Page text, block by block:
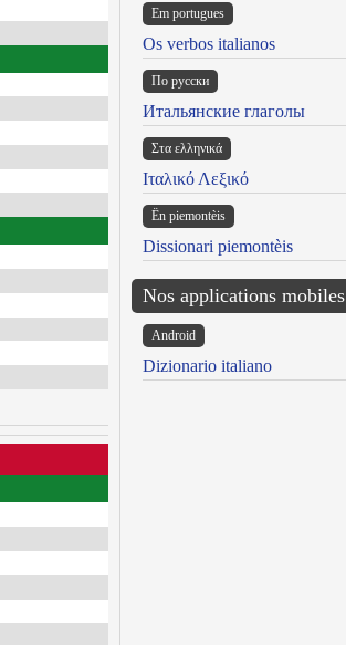
Em portugues
Os verbos italianos
По русски
Итальянские глаголы
Στα ελληνικά
Ιταλικό Λεξικό
Ën piemontèis
Dissionari piemontèis
Nos applications mobiles
Android
Dizionario italiano